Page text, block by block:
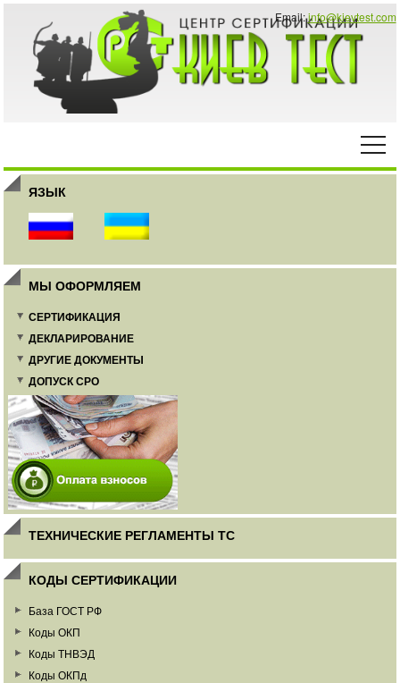
Email:info@kievtest.com
ЯЗЫК
МЫ ОФОРМЛЯЕМ
СЕРТИФИКАЦИЯ
ДЕКЛАРИРОВАНИЕ
ДРУГИЕ ДОКУМЕНТЫ
ДОПУСК СРО
ТЕХНИЧЕСКИЕ РЕГЛАМЕНТЫ ТС
КОДЫ СЕРТИФИКАЦИИ
База ГОСТ РФ
Коды ОКП
Коды ТНВЭД
Коды ОКПд